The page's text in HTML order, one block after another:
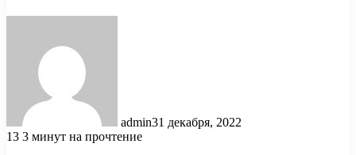
admin31 декабря, 2022
13 3 минут на прочтение